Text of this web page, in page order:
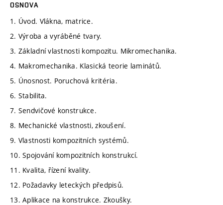
OSNOVA
1. Úvod. Vlákna, matrice.
2. Výroba a vyráběné tvary.
3. Základní vlastnosti kompozitu. Mikromechanika.
4. Makromechanika. Klasická teorie laminátů.
5. Únosnost. Poruchová kritéria.
6. Stabilita.
7. Sendvičové konstrukce.
8. Mechanické vlastnosti, zkoušení.
9. Vlastnosti kompozitních systémů.
10. Spojování kompozitních konstrukcí.
11. Kvalita, řízení kvality.
12. Požadavky leteckých předpisů.
13. Aplikace na konstrukce. Zkoušky.